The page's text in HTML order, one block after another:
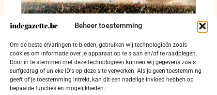
Beheer toestemming
Om de beste ervaringen te bieden, gebruiken wij technologieën zoals
cookies om informatie over je apparaat op te slaan en/of te raadplegen.
Door in te stemmen met deze technologieën kunnen wij gegevens zoals
surfgedrag of unieke ID's op deze site verwerken. Als je geen toestemming
geeft of je toestemming intrekt, kan dit een nadelige invloed hebben op
bepaalde functies en mogelijkheden.
403 festivalgangers betrapt met drugs en
114 arrestaties op Tomorrowland
28 juli 2026